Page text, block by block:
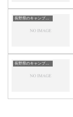
長野県のキャンプ場一覧
長野県のキャンプ場一覧